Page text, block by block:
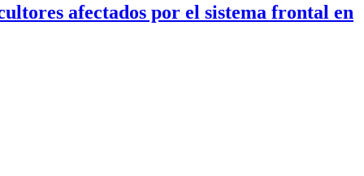
afectados por el sistema frontal en